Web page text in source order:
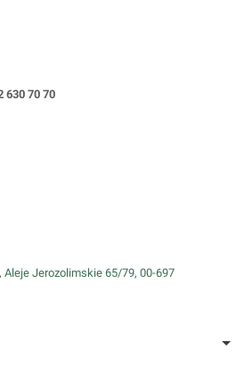
630 70 70
Aleje Jerozolimskie 65/79, 00-697